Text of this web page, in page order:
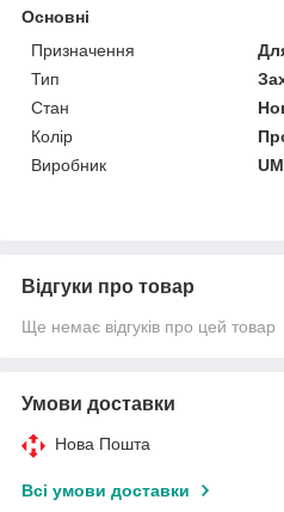
Основні
Призначення
Тип
Стан
Колір
Виробник
Відгуки про товар
Ще немає відгуків про цей товар
Умови доставки
Нова Пошта
Всі умови доставки